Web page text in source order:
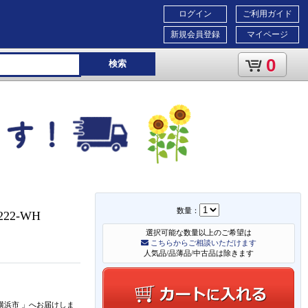
ご利用ガイド
マイページ
ログイン
新規会員登録
検索 0
数量：
選択可能な数量以上のご希望は
こちらからご相談いただけます
人気品/品薄品/中古品は除きます
WH
浜市 」 へお届けしま